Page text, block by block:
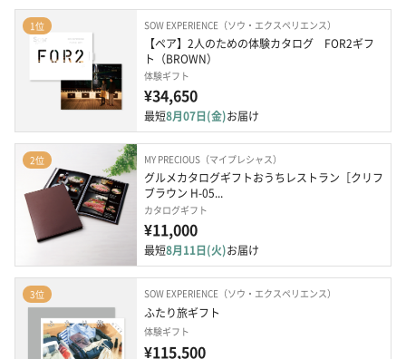
1位 SOW EXPERIENCE（ソウ・エクスペリエンス）
【ペア】2人のための体験カタログ　FOR2ギフ
ト（BROWN）
体験ギフト
¥34,650
最短8月07日(金)お届け
2位 MY PRECIOUS（マイプレシャス）
グルメカタログギフトおうちレストラン［クリフ
ブラウン H-05...
カタログギフト
¥11,000
最短8月11日(火)お届け
3位 SOW EXPERIENCE（ソウ・エクスペリエンス）
ふたり旅ギフト
体験ギフト
¥115,500